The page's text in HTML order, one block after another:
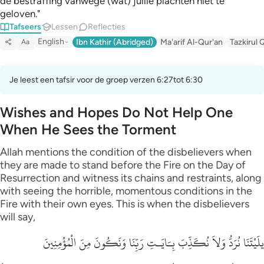
geloven."
Tafseers Lessen Reflecties
Aa English Ibn Kathir (Abridged) Ma'arif Al-Qur'an Tazkirul
Je leest een tafsir voor de groep verzen 6:27tot 6:30
Wishes and Hopes Do Not Help One
When He Sees the Torment
Allah mentions the condition of the disbelievers when
they are made to stand before the Fire on the Day of
Resurrection and witness its chains and restraints, along
with seeing the horrible, momentous conditions in the
Fire with their own eyes. This is when the disbelievers
will say,
يلَيْتَنَا نُرَدُّ وَلاَ نُكَذِّبَ بِـَايَـتِ رَبِّنَا وَنَكُونَ مِنَ الْمُؤْمِنِينَ